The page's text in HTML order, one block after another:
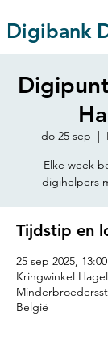
Digibank
do 25 sep
  |
Elke week
digihelpers
Tijdstip en
25 sep 2025,
Kringwinkel
België